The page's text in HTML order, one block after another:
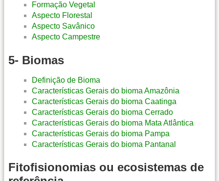
Formação Vegetal
Aspecto Florestal
Aspecto Savânico
Aspecto Campestre
5- Biomas
Definição de Bioma
Características Gerais do bioma Amazônia
Características Gerais do bioma Caatinga
Características Gerais do bioma Cerrado
Características Gerais do bioma Mata Atlântica
Características Gerais do bioma Pampa
Características Gerais do bioma Pantanal
Fitofisionomias ou ecosistemas de